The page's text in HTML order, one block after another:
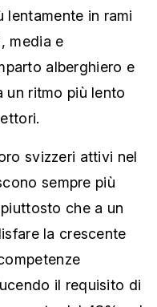
lentamente in rami
media e
alberghiero e
un ritmo più lento
svizzeri attivi nel
sempre più
che a un
la crescente
il requisito di